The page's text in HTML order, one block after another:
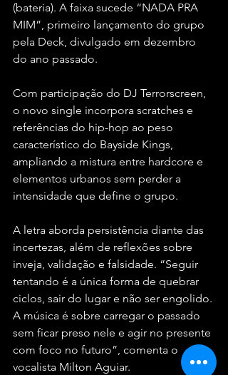
(bateria). A faixa sucede “NADA PRA
MIM”, primeiro lançamento do grupo
pela Deck, divulgado em dezembro
do ano passado.
Com participação do DJ Terrorscreen,
o novo single incorpora scratches e
referências do hip-hop ao peso
característico do Bayside Kings,
ampliando a mistura entre hardcore e
elementos urbanos sem perder a
intensidade que define o grupo.
A letra aborda persistência diante das
incertezas, além de reflexões sobre
inveja, validação e falsidade. “Seguir
tentando é a única forma de quebrar
ciclos, sair do lugar e não ser engolido.
A música é sobre carregar o passado
sem ficar preso nele e agir no presente
com foco no futuro”, comenta o
vocalista Milton Aguiar.